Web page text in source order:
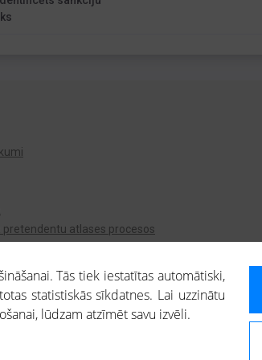
atlases procesos
un tai nav juridiska spēka. Portāla lietotājs, izmantojot
Tās tiek iestatītas automātiski,
statistiskās sīkdatnes. Lai uzzinātu
lūdzam atzīmēt savu izvēli.